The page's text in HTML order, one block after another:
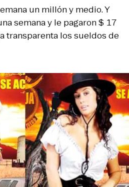
un millón y medio. Y
semana y le pagaron $ 17
transparenta los sueldos de